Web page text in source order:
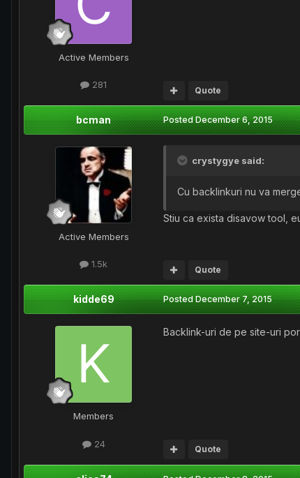
Active Members
281
Quote
bcman
Active Members
1.5k
PostedDecember 6, 2015
crystygye said:
Cu backlinkuri nu va
Stiu ca exista disavow tool,
Quote
kidde69
Members
24
PostedDecember 7, 2015
Backlink-uri de pe site-uri
Quote